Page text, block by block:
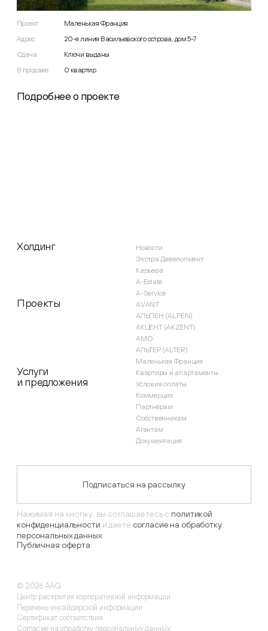
Проект
Маленькая Франция
Адрес
20-я линия Васильевского острова, дом 5-7
Сдача
Ключи выданы
В продаже
0 квартир
Подробнее о проекте
Холдинг
Новости
Экстра Девелопмент
Карьера
A-Estate
A-Service
Проекты
AVANT
АЛЬПЕН (ALPEN)
АКЦЕНТ (AKZENT)
AMO
АЛЬТЕР (ALTER)
Маленькая Франция
Услуги
и предложения
Квартиры и апартаменты
Условия оплаты
Коммерция
Партнёрам
Собственникам
Агентам
Документация
Подписаться на рассылку
Нажимая на кнопку, вы соглашаетесь с политикой
конфиденциальности и даете согласие на обработку
персональных данных
Публичная оферта
© 2026 AAG
Центр раскрытия корпоративной информации
Перечень инсайдерской информации
Сертификат соответствия
Согласие на обработку персональных данных